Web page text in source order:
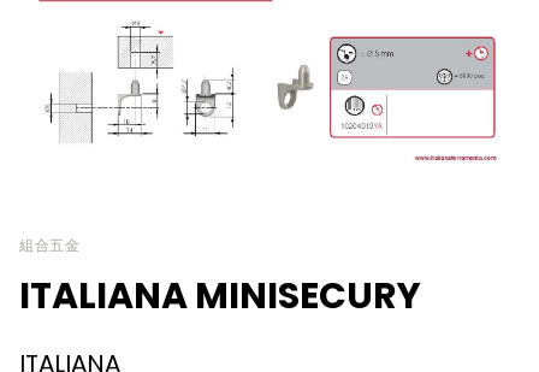
組合五金
ITALIANA MINISECURY
ITALIANA